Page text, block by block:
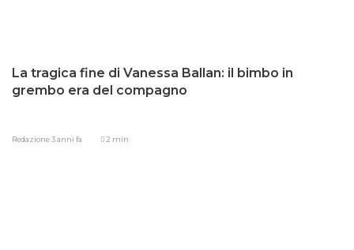
La tragica fine di Vanessa Ballan: il bimbo in
grembo era del compagno
Redazione3 anni fa 2 min